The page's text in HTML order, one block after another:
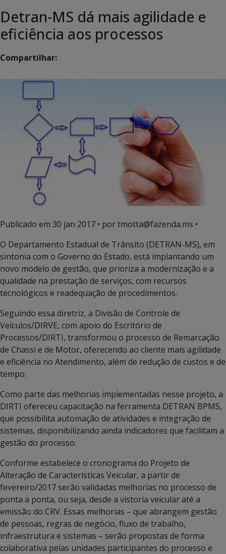
Detran-MS dá mais agilidade e
eficiência aos processos
Compartilhar:
Publicado em 30 jan 2017 • por tmotta@fazenda.ms •
O Departamento Estadual de Trânsito (DETRAN-MS), em
sintonia com o Governo do Estado, está implantando um
novo modelo de gestão, que prioriza a modernização e a
qualidade na prestação de serviços, com recursos
tecnológicos e readequação de procedimentos.
Seguindo essa diretriz, a Divisão de Controle de
Veículos/DIRVE, com apoio do Escritório de
Processos/DIRTI, transformou o processo de Remarcação
de Chassi e de Motor, oferecendo ao cliente mais agilidade
e eficiência no Atendimento, além de redução de custos e de
tempo.
Como parte das melhorias implementadas nesse projeto, a
DIRTI ofereceu capacitação na ferramenta DETRAN BPMS,
que possibilita automação de atividades e integração de
sistemas, disponibilizando ainda indicadores que facilitam a
gestão do processo.
Conforme estabelece o cronograma do Projeto de
Alteração de Características Veicular, a partir de
fevereiro/2017 serão validadas melhorias no processo de
ponta a ponta, ou seja, desde a vistoria veicular até a
emissão do CRV. Essas melhorias – que abrangem gestão
de pessoas, regras de negócio, fluxo de trabalho,
infraestrutura e sistemas – serão propostas de forma
colaborativa pelas unidades participantes do processo e